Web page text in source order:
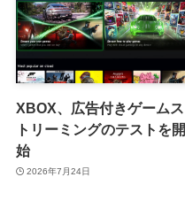
XBOX、広告付きゲームス
トリーミングのテストを開
始
2026年7月24日